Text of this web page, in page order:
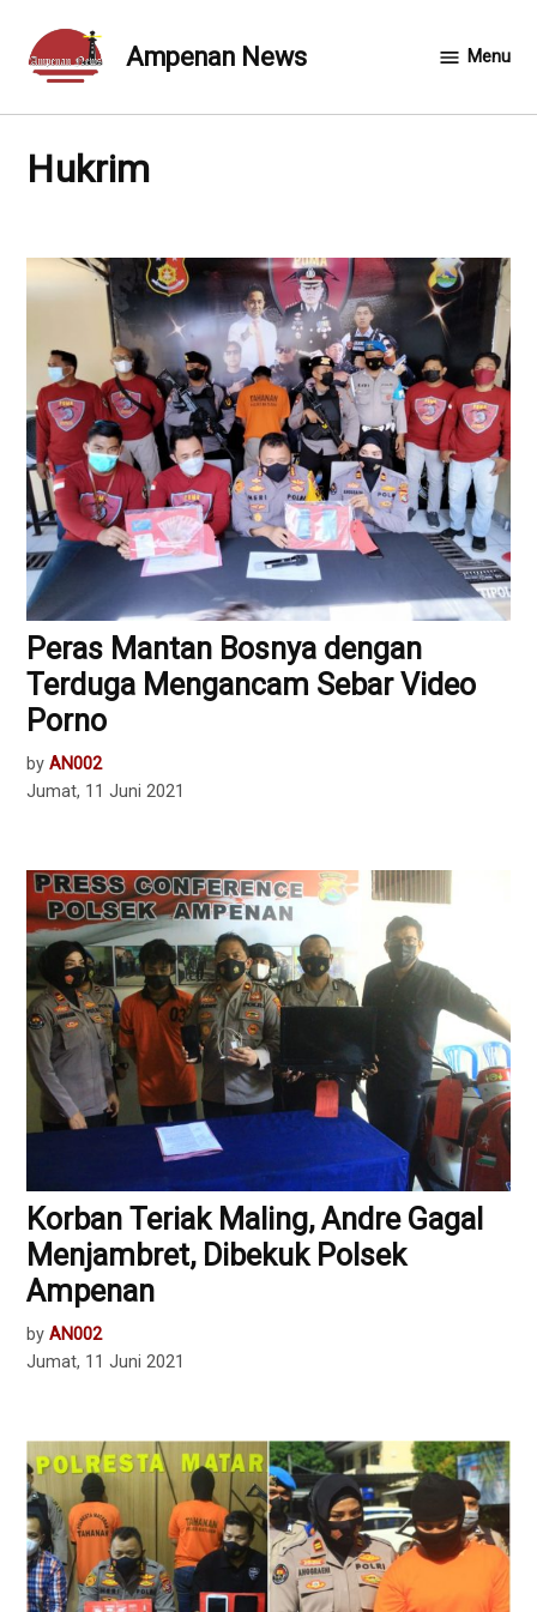
content
Ampenan News Menu
Hukrim
Peras Mantan Bosnya dengan
Terduga Mengancam Sebar Video
Porno
by AN002
Jumat, 11 Juni 2021
Korban Teriak Maling, Andre Gagal
Menjambret, Dibekuk Polsek
Ampenan
by AN002
Jumat, 11 Juni 2021